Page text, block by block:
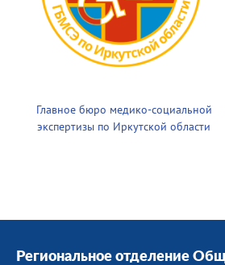
Главное бюро медико-социальной
экспертизы по Иркутской области
Региональное отделение